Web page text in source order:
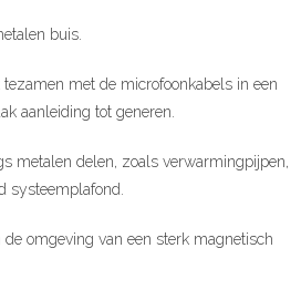
buis.
met de microfoonkabels in een
aanleiding tot generen.
metalen delen, zoals verwarmingpijpen,
systeemplafond.
omgeving van een sterk magnetisch